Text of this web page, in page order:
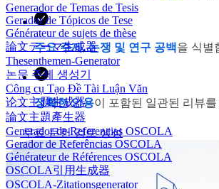
Generador de Temas de Tesis
Gerador de Tópicos de Tese
Générateur de sujets de thèse
論文テーマ生成器
Thesenthemen-Generator
논문 주제 생성기
Công cụ Tạo Đề Tài Luận Văn
论文主题生成器
論文主題產生器
Generador de Referencias OSCOLA
Gerador de Referências OSCOLA
Générateur de Références OSCOLA
OSCOLA引用生成器
OSCOLA-Zitationsgenerator
주요 주제, 논쟁 및 연구 공백을 식별
정확한 인용이 포함된 일관된 리뷰
무료 문헌 검토 생성